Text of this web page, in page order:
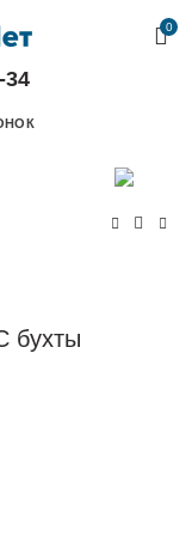
0
34
бухты